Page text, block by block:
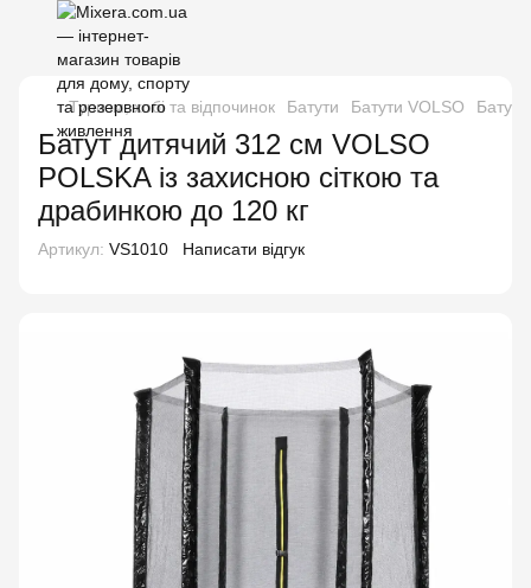
Туризм, хобі та відпочинок Батути Батути VOLSO Батут
Батут дитячий 312 см VOLSO
POLSKA із захисною сіткою та
драбинкою до 120 кг
Артикул: VS1010 Написати відгук